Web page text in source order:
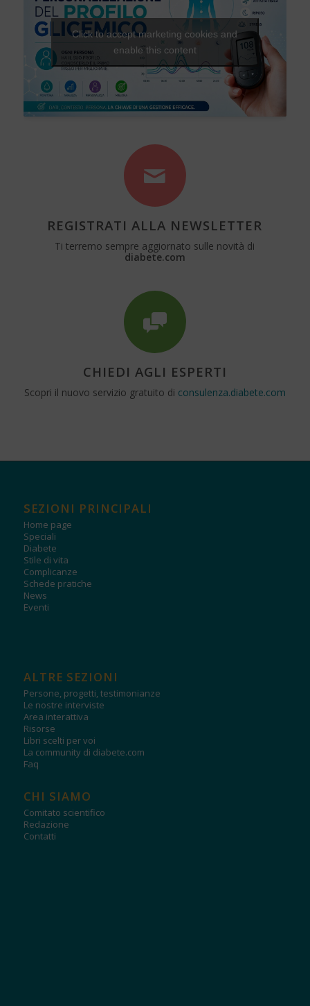
Click to accept marketing cookies and
enable this content
REGISTRATI ALLA NEWSLETTER
Ti terremo sempre aggiornato sulle novità di
diabete.com
CHIEDI AGLI ESPERTI
Scopri il nuovo servizio gratuito di consulenza.diabete.com
SEZIONI PRINCIPALI
Home page
Speciali
Diabete
Stile di vita
Complicanze
Schede pratiche
News
Eventi
ALTRE SEZIONI
Persone, progetti, testimonianze
Le nostre interviste
Area interattiva
Risorse
Libri scelti per voi
La community di diabete.com
Faq
CHI SIAMO
Comitato scientifico
Redazione
Contatti